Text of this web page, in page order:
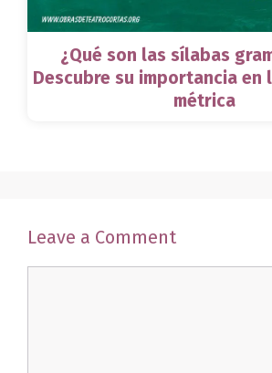
¿Qué son las sílabas
Descubre su importancia en
métrica
Leave a Comment